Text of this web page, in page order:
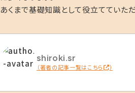
あくまで基礎知識として役立てていた
shiroki.sr
（著者の記事一覧はこちら ）